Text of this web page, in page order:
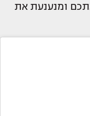
ומנענעת את